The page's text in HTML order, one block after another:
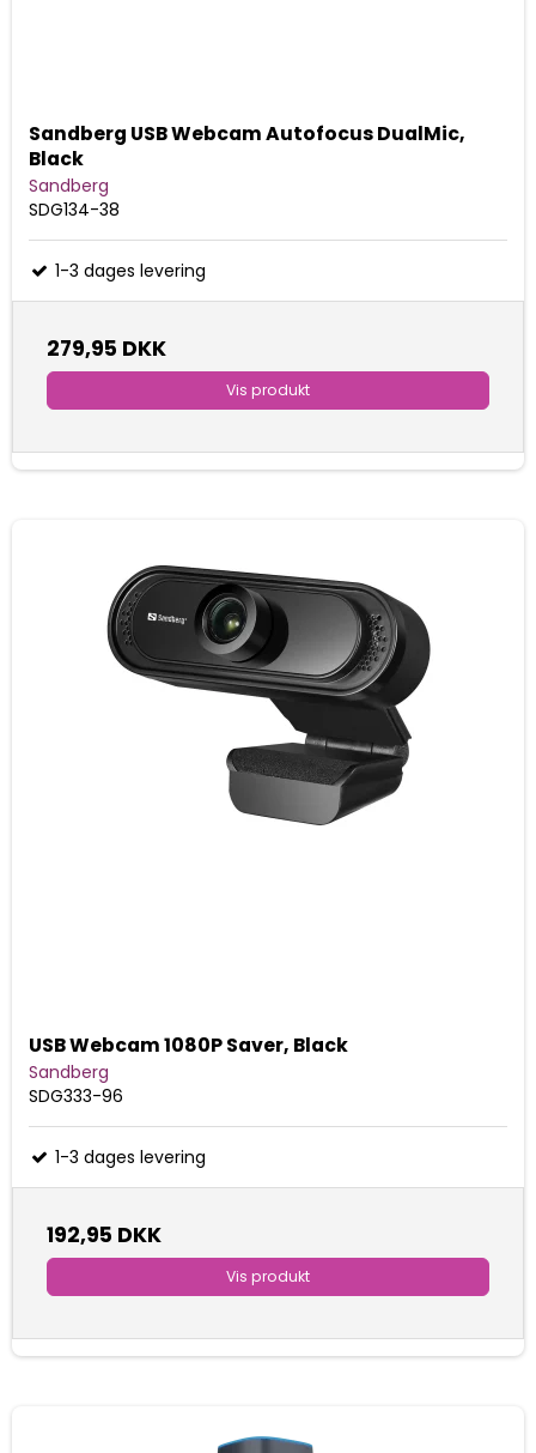
Sandberg USB Webcam Autofocus DualMic,
Black
Sandberg
SDG134-38
1-3 dages levering
279,95 DKK
Vis produkt
USB Webcam 1080P Saver, Black
Sandberg
SDG333-96
1-3 dages levering
192,95 DKK
Vis produkt